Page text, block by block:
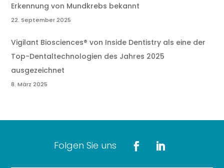
Erkennung von Mundkrebs bekannt
22. September 2025
Vigilant Biosciences® von Inside Dentistry als eine der
Top-Dentaltechnologien des Jahres 2025
ausgezeichnet
8. März 2025
Folgen Sie uns